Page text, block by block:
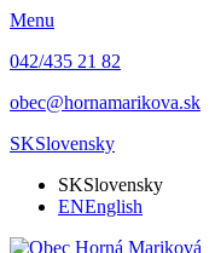
Menu
042/435 21 82
obec@hornamarikova.sk
SKSlovensky
SKSlovensky
ENEnglish